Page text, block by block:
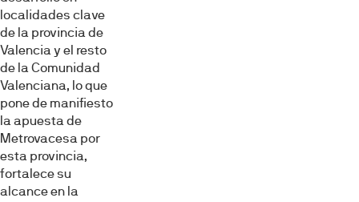
localidades clave
de la provincia de
Valencia y el resto
de la Comunidad
Valenciana, lo que
pone de manifiesto
la apuesta de
Metrovacesa por
esta provincia,
fortalece su
alcance en la